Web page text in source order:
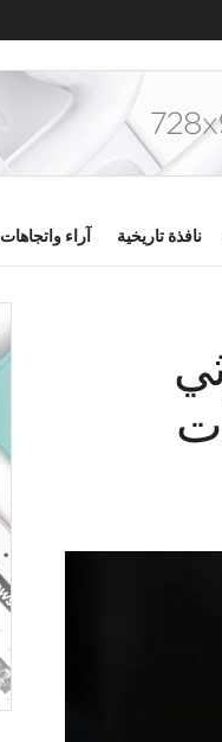
نافذة تاريخية آراء واتجاهات